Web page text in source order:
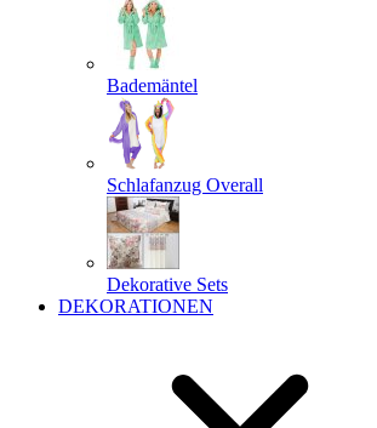
Bademäntel
Schlafanzug Overall
Dekorative Sets
DEKORATIONEN